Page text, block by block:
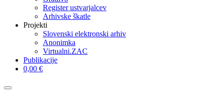
Register ustvarjalcev
Arhivske škatle
Projekti
Slovenski elektronski arhiv
Anonimka
Virtualni.ZAC
Publikacije
0,00 €